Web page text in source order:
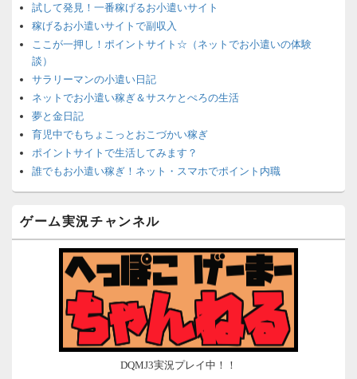
試して発見！一番稼げるお小遣いサイト
稼げるお小遣いサイトで副収入
ここが一押し！ポイントサイト☆（ネットでお小遣いの体験
談）
サラリーマンの小遣い日記
ネットでお小遣い稼ぎ＆サスケとぺろの生活
夢と金日記
育児中でもちょこっとおこづかい稼ぎ
ポイントサイトで生活してみます？
誰でもお小遣い稼ぎ！ネット・スマホでポイント内職
ネットで簡単にお小遣い稼ぎ☆安心・安全・リスクなし☆
ポイントがお金に！？-空いた時間でちょい稼ぎ-
ネット収入攻略ナビ
ポイントサイトは安全？危険？お小遣い稼ぎサイトの使い方ガ
ゲーム実況チャンネル
DQMJ3実況プレイ中！！